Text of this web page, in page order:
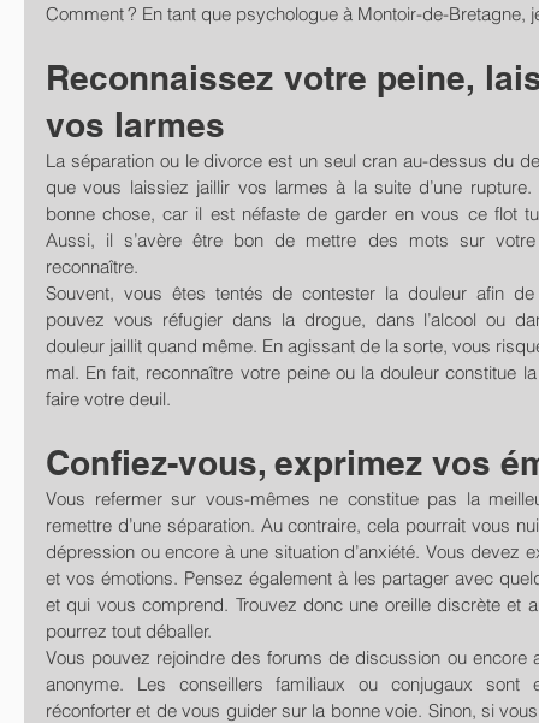
Comment ? En tant que psychologue à Montoir-de-Bretagne,
Reconnaissez votre peine,
vos larmes
La séparation ou le divorce est un seul cran au-dessus du
que vous laissiez jaillir vos larmes à la suite d’une rupture.
bonne chose, car il est néfaste de garder en vous ce flot
Aussi, il s’avère être bon de mettre des mots sur
reconnaître.
Souvent, vous êtes tentés de contester la douleur afin
pouvez vous réfugier dans la drogue, dans l’alcool ou
douleur jaillit quand même. En agissant de la sorte, vous
mal. En fait, reconnaître votre peine ou la douleur constitue
faire votre deuil.
Confiez-vous, exprimez vos
Vous refermer sur vous-mêmes ne constitue pas la
remettre d’une séparation. Au contraire, cela pourrait vous
dépression ou encore à une situation d’anxiété. Vous devez
et vos émotions. Pensez également à les partager avec
et qui vous comprend. Trouvez donc une oreille discrète et
pourrez tout déballer.
Vous pouvez rejoindre des forums de discussion ou encore
anonyme. Les conseillers familiaux ou conjugaux
réconforter et de vous guider sur la bonne voie. Sinon, si